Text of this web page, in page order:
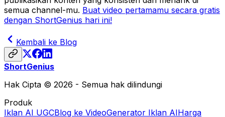
semua channel-mu. Buat video pertamamu secara gratis
dengan ShortGenius hari ini!
Kembali ke Blog
ShortGenius
Hak Cipta © 2026 - Semua hak dilindungi
Produk
Iklan AI UGCBlog ke VideoGenerator Iklan AIHarga